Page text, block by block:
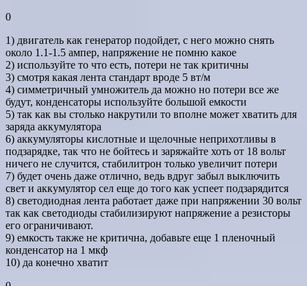
0
1) двигатель как генератор подойдет, с него можно снять
около 1.1-1.5 ампер, напряжение не помню какое
2) используйте то что есть, потери не так критичны
3) смотря какая лента стандарт вроде 5 вт/м
4) симметричный умножитель да можно но потери все же
будут, конденсаторы используйте большой емкости
5) так как вы столько накрутили то вполне может хватить для
заряда аккумулятора
6) аккумуляторы кислотные и щелочные неприхотливы в
подзарядке, так что не бойтесь и заряжайте хоть от 18 вольт
ничего не случится, стабилитрон только увеличит потери
7) будет очень даже отлично, ведь вдруг забыл выключить
свет и аккумулятор сел еще до того как успеет подзарядится
8) светодиодная лента работает даже при напряжении 30 вольт
так как светодиоды стабилизируют напряжение а резисторы
его ограничивают.
9) емкость также не критична, добавьте еще 1 пленочный
конденсатор на 1 мкф
10) да конечно хватит